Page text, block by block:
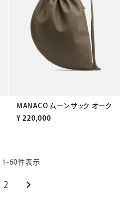
MANACO ムーンサック オーク
¥ 220,000
1 -60件表示
2